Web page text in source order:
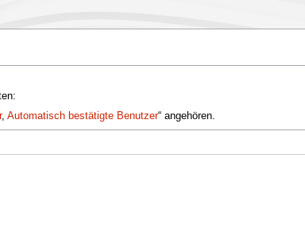
, Automatisch bestätigte Benutzer“ angehören.